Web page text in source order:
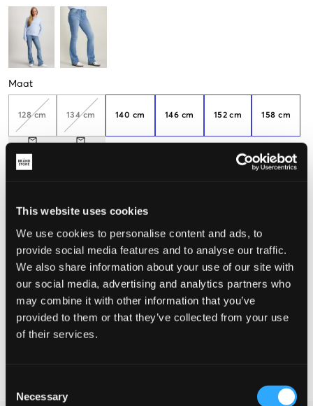
This website uses cookies
We use cookies to personalise content and ads, to
provide social media features and to analyse our traffic.
We also share information about your use of our site with
our social media, advertising and analytics partners who
may combine it with other information that you’ve
provided to them or that they’ve collected from your use
of their services.
Selection
Necessary
Maat
128 cm 134 cm 140 cm 146 cm 152 cm 158 cm
164 cm 188 cm
De maat lijkt
Te klein Perfect Te groot
MAATTABEL
KIES EEN MAAT